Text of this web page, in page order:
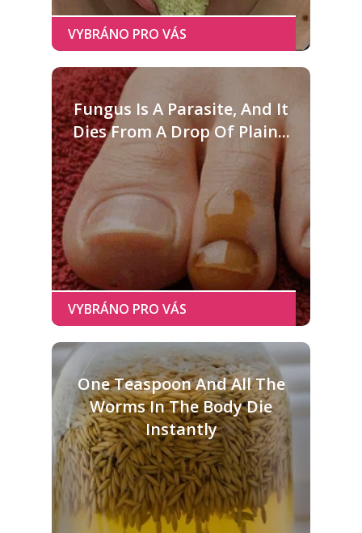
Fungus Is A Parasite, And It
Dies From A Drop Of Plain...
One Teaspoon And All The
Worms In The Body Die
Instantly